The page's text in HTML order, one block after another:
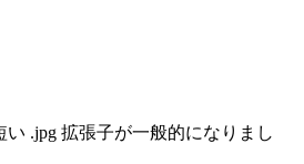
.jpg 拡張子が一般的になりまし